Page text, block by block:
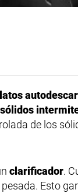
de los
clarificador.
Esto